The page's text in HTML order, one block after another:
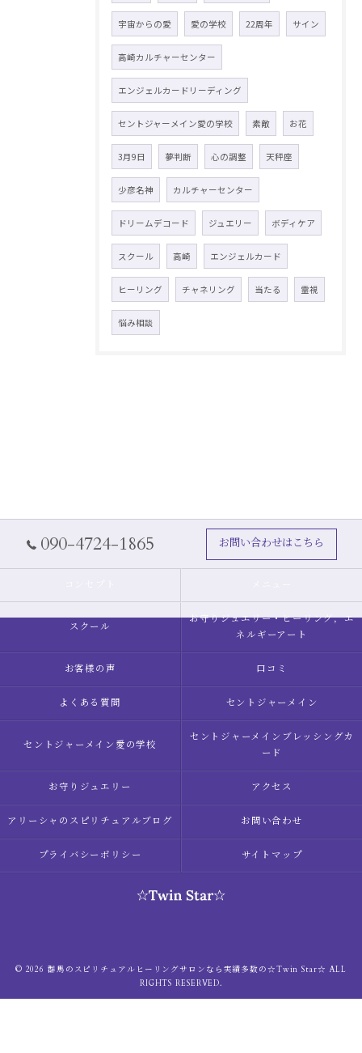
宇宙からの愛 愛の学校 22周年 サイン
高崎カルチャーセンター
エンジェルカードリーディング
セントジャーメイン愛の学校 素敵 お花
3月9日 夢判断 心の調整 天秤座
少彦名神 カルチャーセンター
ドリームデコード ジュエリー ボディケア
スクール 高崎 エンジェルカード
ヒーリング チャネリング 当たる 霊視
悩み相談
090-4724-1865 お問い合わせはこちら
スクール
お守りジュエリー・ヒーリング，エ
ネルギーアート
お客様の声 口コミ
よくある質問 セントジャーメイン
セントジャーメイン愛の学校
セントジャーメインブレッシングカ
ード
お守りジュエリー アクセス
アリーシャのスピリチュアルブログ お問い合わせ
プライバシーポリシー サイトマップ
© 2026 群馬のスピリチュアルヒーリングサロンなら実績多数の☆Twin Star☆ ALL
RIGHTS RESERVED.